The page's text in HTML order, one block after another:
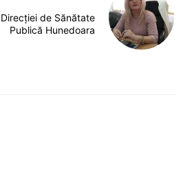
de Sănătate
Publică Hunedoara